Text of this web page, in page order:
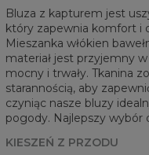
Bluza z kapturem jest
który zapewnia komfort i
Mieszanka włókien
materiał jest przyjemny
mocny i trwały. Tkanina
starannością, aby
czyniąc nasze bluzy
pogody. Najlepszy wybór
KIESZEŃ Z PRZODU